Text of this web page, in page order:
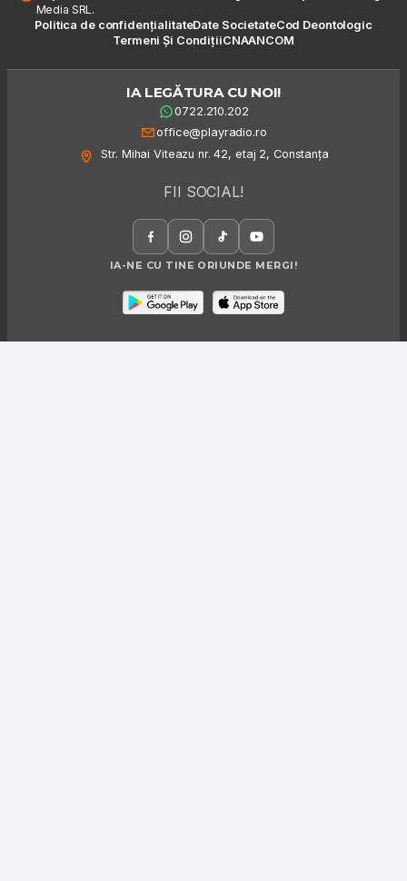
Media SRL.
Politica de confidențialitateDate SocietateCod Deontologic
Termeni Și CondițiiCNAANCOM
IA LEGĂTURA CU NOI!
0722.210.202
office@playradio.ro
Str. Mihai Viteazu nr. 42, etaj 2, Constanța
FII SOCIAL!
IA-NE CU TINE ORIUNDE MERGI!